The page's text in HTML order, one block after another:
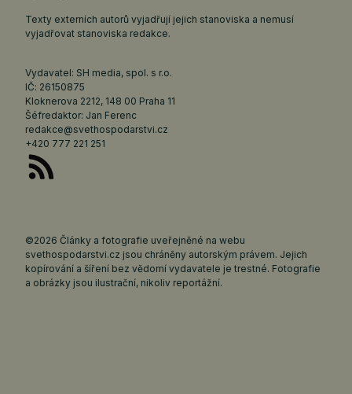
Texty externích autorů vyjadřují jejich stanoviska a nemusí
vyjadřovat stanoviska redakce.
Vydavatel: SH media, spol. s r.o.
IČ: 26150875
Kloknerova 2212, 148 00 Praha 11
Šéfredaktor: Jan Ferenc
redakce@svethospodarstvi.cz
+420 777 221 251
©2026 Články a fotografie uveřejněné na webu
svethospodarstvi.cz jsou chráněny autorským právem. Jejich
kopírování a šíření bez vědomí vydavatele je trestné. Fotografie
a obrázky jsou ilustrační, nikoliv reportážní.